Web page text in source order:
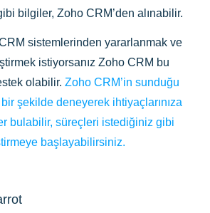
bilgiler, Zoho CRM’den alınabilir.
CRM sistemlerinden yararlanmak ve
istiyorsanız Zoho CRM bu
olabilir. Zoho CRM’in sunduğu
şekilde deneyerek ihtiyaçlarınıza
bulabilir, süreçleri istediğiniz gibi
başlayabilirsiniz.